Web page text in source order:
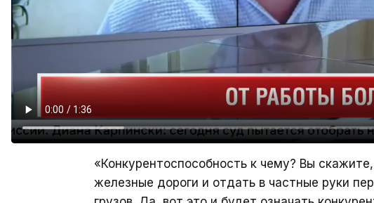
«Конкурентоспособность к чему? Вы
железные дороги и отдать в частные руки